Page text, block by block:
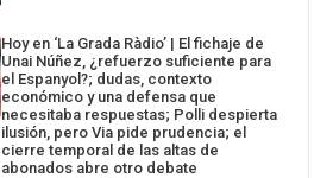
Hoy en ‘La Grada Ràdio’ | El fichaje de
Unai Núñez, ¿refuerzo suficiente para
el Espanyol?; dudas, contexto
económico y una defensa que
necesitaba respuestas; Polli despierta
ilusión, pero Via pide prudencia; el
cierre temporal de las altas de
abonados abre otro debate